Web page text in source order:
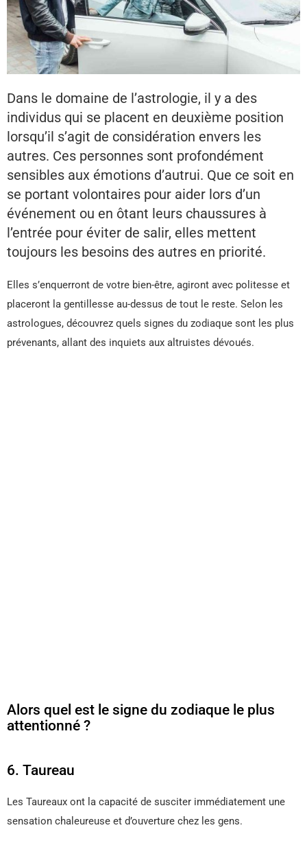
Dans le domaine de l’astrologie, il y a des
individus qui se placent en deuxième position
lorsqu’il s’agit de considération envers les
autres. Ces personnes sont profondément
sensibles aux émotions d’autrui. Que ce soit en
se portant volontaires pour aider lors d’un
événement ou en ôtant leurs chaussures à
l’entrée pour éviter de salir, elles mettent
toujours les besoins des autres en priorité.
Elles s’enquerront de votre bien-être, agiront avec politesse et
placeront la gentillesse au-dessus de tout le reste. Selon les
astrologues, découvrez quels signes du zodiaque sont les plus
prévenants, allant des inquiets aux altruistes dévoués.
Alors quel est le signe du zodiaque le plus
attentionné ?
6. Taureau
Les Taureaux ont la capacité de susciter immédiatement une
sensation chaleureuse et d’ouverture chez les gens.